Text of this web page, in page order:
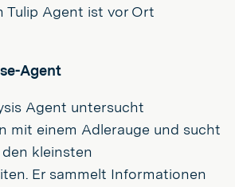
Tulip Agent ist vor Ort
Agent
Agent untersucht
mit einem Adlerauge und sucht
kleinsten
Er sammelt Informationen